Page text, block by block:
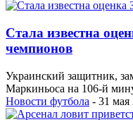
Стала известна
чемпионов
Украинский защитник,
Маркиньоса на 106-й
Новости футбола - 31 мая